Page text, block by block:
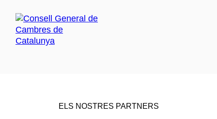
ELS NOSTRES PARTNERS